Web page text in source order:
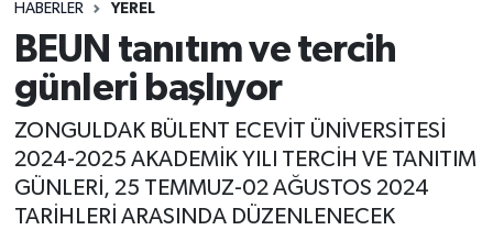
HABERLER YEREL
BEUN tanıtım ve tercih
günleri başlıyor
ZONGULDAK BÜLENT ECEVİT ÜNİVERSİTESİ
2024-2025 AKADEMİK YILI TERCİH VE TANITIM
GÜNLERİ, 25 TEMMUZ-02 AĞUSTOS 2024
TARİHLERİ ARASINDA DÜZENLENECEK
EKONOMİ
SPOR
SAĞLIK
EĞİTİM
Süper Lig Puan Durumu ve Fikstür
Tüm Manşetler
Son Dakika Haberleri
Haber Arşivi